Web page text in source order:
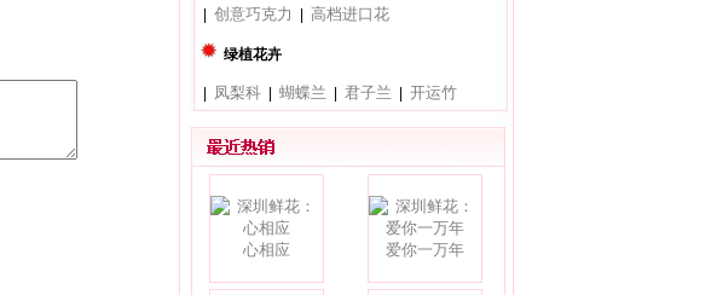
创意巧克力 高档进口花
绿植花卉
凤梨科 蝴蝶兰 君子兰 开运竹
心相应 爱你一万年